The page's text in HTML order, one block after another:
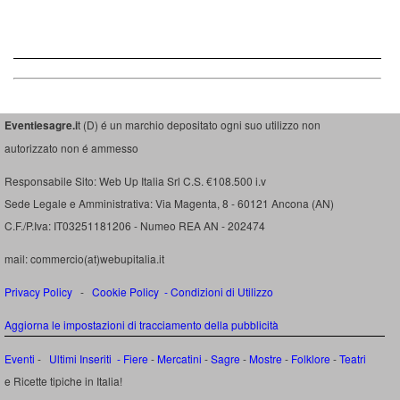
Eventiesagre.it (D) é un marchio depositato ogni suo utilizzo non
autorizzato non é ammesso
Responsabile Sito: Web Up Italia Srl C.S. €108.500 i.v
Sede Legale e Amministrativa: Via Magenta, 8 - 60121 Ancona (AN)
C.F./P.Iva: IT03251181206 - Numeo REA AN - 202474
mail: commercio(at)webupitalia.it
Privacy Policy - Cookie Policy -Condizioni di Utilizzo
Aggiorna le impostazioni di tracciamento della pubblicità
Eventi - Ultimi Inseriti - Fiere - Mercatini -Sagre - Mostre - Folklore -Teatri
e Ricette tipiche in Italia!